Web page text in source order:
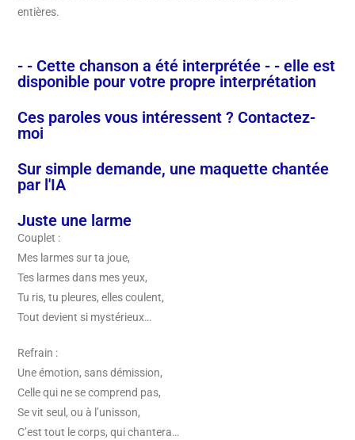
entières.
- - Cette chanson a été interprétée - - elle est
disponible pour votre propre interprétation
Ces paroles vous intéressent ? Contactez-
moi
Sur simple demande, une maquette chantée
par l'IA
Juste une larme
Couplet :
Mes larmes sur ta joue,
Tes larmes dans mes yeux,
Tu ris, tu pleures, elles coulent,
Tout devient si mystérieux…
Refrain :
Une émotion, sans démission,
Celle qui ne se comprend pas,
Se vit seul, ou à l’unisson,
C’est tout le corps, qui chantera…